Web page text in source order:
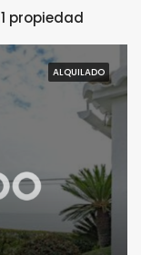
1 propiedad
ALQUILADO